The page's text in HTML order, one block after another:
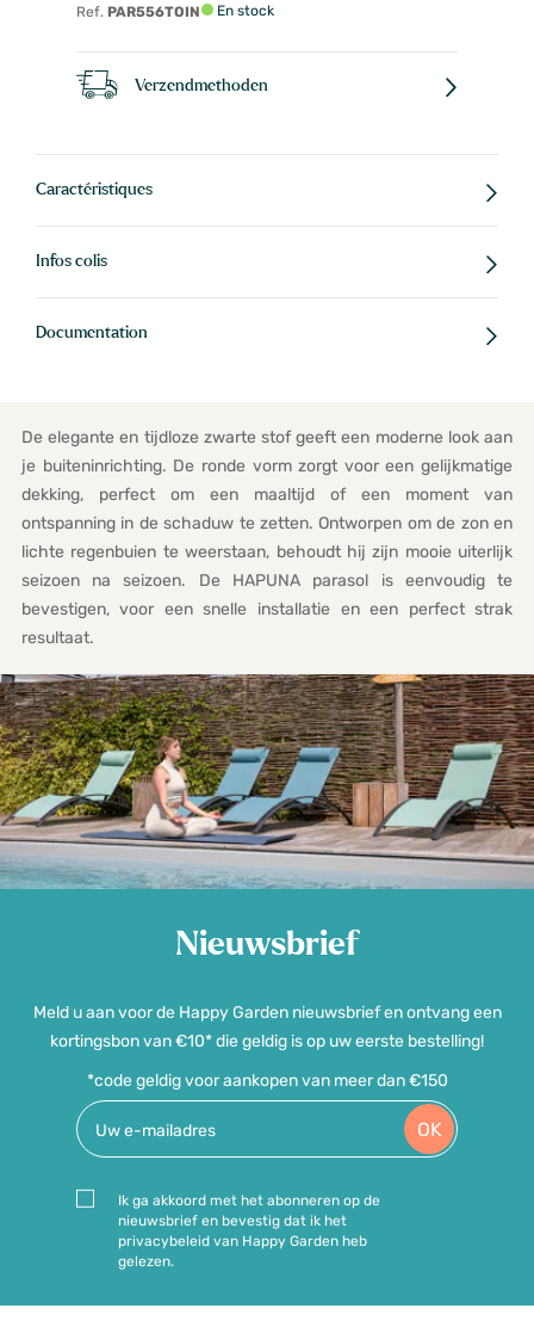
Ref. PAR556TOIN En stock
Verzendmethoden
Caractéristiques
Infos colis
Documentation
De elegante en tijdloze zwarte stof geeft een moderne look aan
je buiteninrichting. De ronde vorm zorgt voor een gelijkmatige
dekking, perfect om een maaltijd of een moment van
ontspanning in de schaduw te zetten. Ontworpen om de zon en
lichte regenbuien te weerstaan, behoudt hij zijn mooie uiterlijk
seizoen na seizoen. De HAPUNA parasol is eenvoudig te
bevestigen, voor een snelle installatie en een perfect strak
resultaat.
Nieuwsbrief
Meld u aan voor de Happy Garden nieuwsbrief en ontvang een
kortingsbon van €10* die geldig is op uw eerste bestelling!
*code geldig voor aankopen van meer dan €150
OK
Ik ga akkoord met het abonneren op de
nieuwsbrief en bevestig dat ik het
privacybeleid van Happy Garden heb
gelezen.